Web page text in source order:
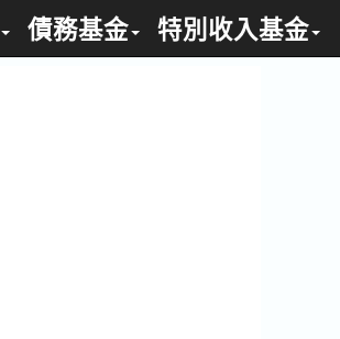
債務基金 特別收入基金